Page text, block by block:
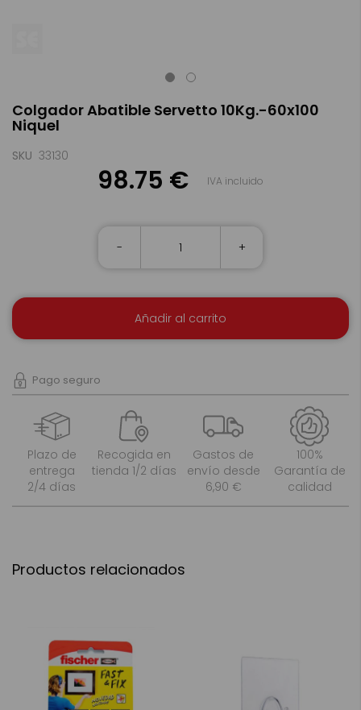
Colgador Abatible Servetto 10Kg.-60x100
Niquel
SKU 33130
98.75 € IVA incluido
- +
Añadir al carrito
Pago seguro
Plazo de
entrega
2/4 días
Recogida en
tienda 1/2 días
Gastos de
envío desde
6,90 €
100%
Garantía de
calidad
al
comienzo
la
Productos relacionados